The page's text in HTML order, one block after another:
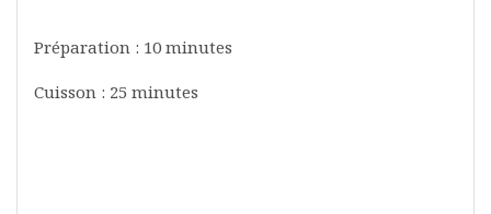
Préparation : 10 minutes
Cuisson : 25 minutes